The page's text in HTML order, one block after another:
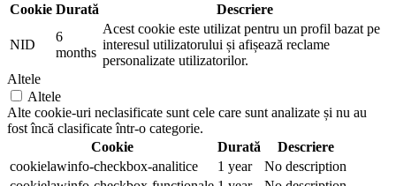
Cookie Durată Descriere
NID
6
months
Acest cookie este utilizat pentru un profil bazat pe
interesul utilizatorului și afișează reclame
personalizate utilizatorilor.
Altele
Altele
Alte cookie-uri neclasificate sunt cele care sunt analizate și nu au
fost încă clasificate într-o categorie.
Cookie
Durată
Descriere
cookielawinfo-checkbox-analitice
1 year
No description